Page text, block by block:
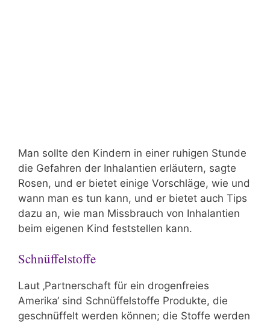
Man sollte den Kindern in einer ruhigen Stunde
die Gefahren der Inhalantien erläutern, sagte
Rosen, und er bietet einige Vorschläge, wie und
wann man es tun kann, und er bietet auch Tips
dazu an, wie man Missbrauch von Inhalantien
beim eigenen Kind feststellen kann.
Schnüffelstoffe
Laut ‚Partnerschaft für ein drogenfreies
Amerika‘ sind Schnüffelstoffe Produkte, die
geschnüffelt werden können; die Stoffe werden